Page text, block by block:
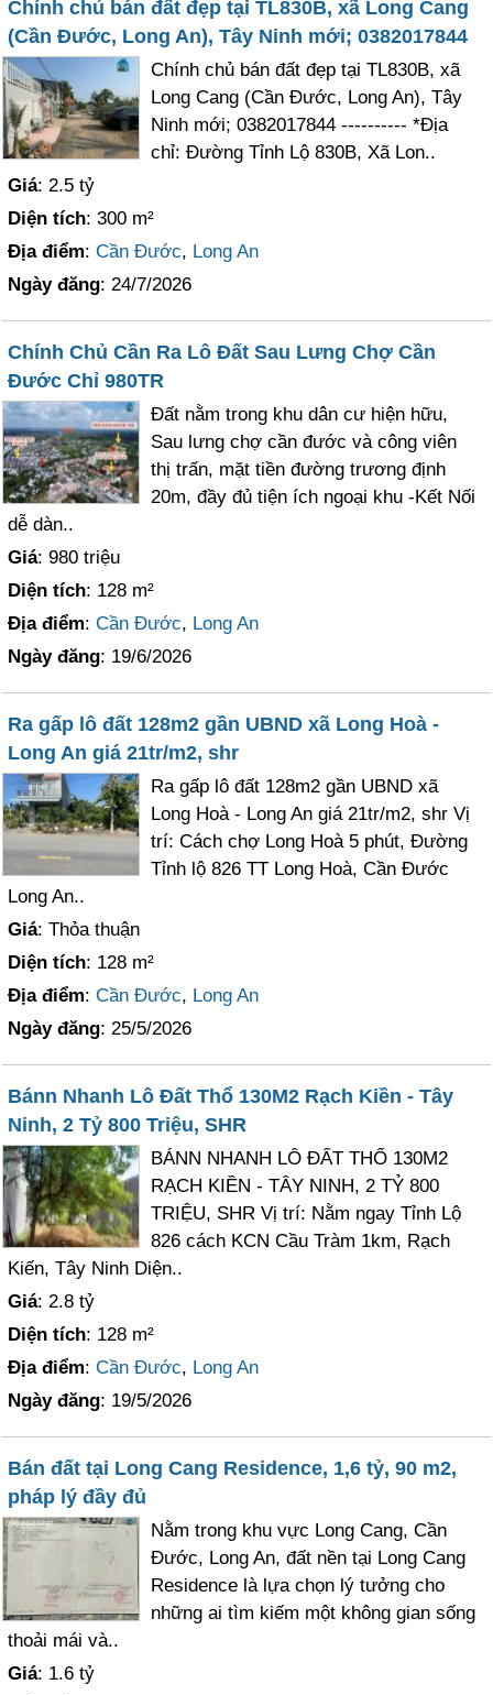
Chính chủ bán đất đẹp tại TL830B, xã Long Cang
(Cần Đước, Long An), Tây Ninh mới; 0382017844
Chính chủ bán đất đẹp tại TL830B, xã
Long Cang (Cần Đước, Long An), Tây
Ninh mới; 0382017844 ---------- *Địa
chỉ: Đường Tỉnh Lộ 830B, Xã Lon..
Giá: 2.5 tỷ
Diện tích: 300 m²
Địa điểm:Cần Đước, Long An
Ngày đăng: 24/7/2026
Chính Chủ Cần Ra Lô Đất Sau Lưng Chợ Cần
Đước Chỉ 980TR
Đất nằm trong khu dân cư hiện hữu,
Sau lưng chợ cần đước và công viên
thị trấn, mặt tiền đường trương định
20m, đầy đủ tiện ích ngoại khu -Kết Nối
dễ dàn..
Giá: 980 triệu
Diện tích: 128 m²
Địa điểm:Cần Đước, Long An
Ngày đăng: 19/6/2026
Ra gấp lô đất 128m2 gần UBND xã Long Hoà -
Long An giá 21tr/m2, shr
Ra gấp lô đất 128m2 gần UBND xã
Long Hoà - Long An giá 21tr/m2, shr Vị
trí: Cách chợ Long Hoà 5 phút, Đường
Tỉnh lộ 826 TT Long Hoà, Cần Đước
Long An..
Giá: Thỏa thuận
Diện tích: 128 m²
Địa điểm:Cần Đước, Long An
Ngày đăng: 25/5/2026
Bánn Nhanh Lô Đất Thổ 130M2 Rạch Kiền - Tây
Ninh, 2 Tỷ 800 Triệu, SHR
BÁNN NHANH LÔ ĐẤT THỔ 130M2
RẠCH KIỀN - TÂY NINH, 2 TỶ 800
TRIỆU, SHR Vị trí: Nằm ngay Tỉnh Lộ
826 cách KCN Cầu Tràm 1km, Rạch
Kiến, Tây Ninh Diện..
Giá: 2.8 tỷ
Diện tích: 128 m²
Địa điểm:Cần Đước, Long An
Ngày đăng: 19/5/2026
Bán đất tại Long Cang Residence, 1,6 tỷ, 90 m2,
pháp lý đầy đủ
Nằm trong khu vực Long Cang, Cần
Đước, Long An, đất nền tại Long Cang
Residence là lựa chọn lý tưởng cho
những ai tìm kiếm một không gian sống
thoải mái và..
Giá: 1.6 tỷ